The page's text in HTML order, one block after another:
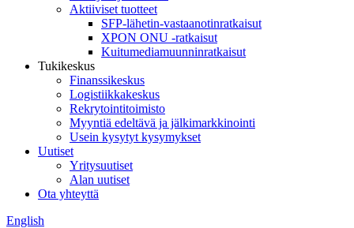
Aktiiviset tuotteet
SFP-lähetin-vastaanotinratkaisut
XPON ONU -ratkaisut
Kuitumediamuunninratkaisut
Tukikeskus
Finanssikeskus
Logistiikkakeskus
Rekrytointitoimisto
Myyntiä edeltävä ja jälkimarkkinointi
Usein kysytyt kysymykset
Uutiset
Yritysuutiset
Alan uutiset
Ota yhteyttä
English